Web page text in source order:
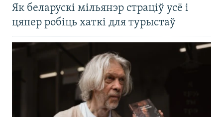
Як беларускі мільянэр страціў усё і
цяпер робіць хаткі для турыстаў